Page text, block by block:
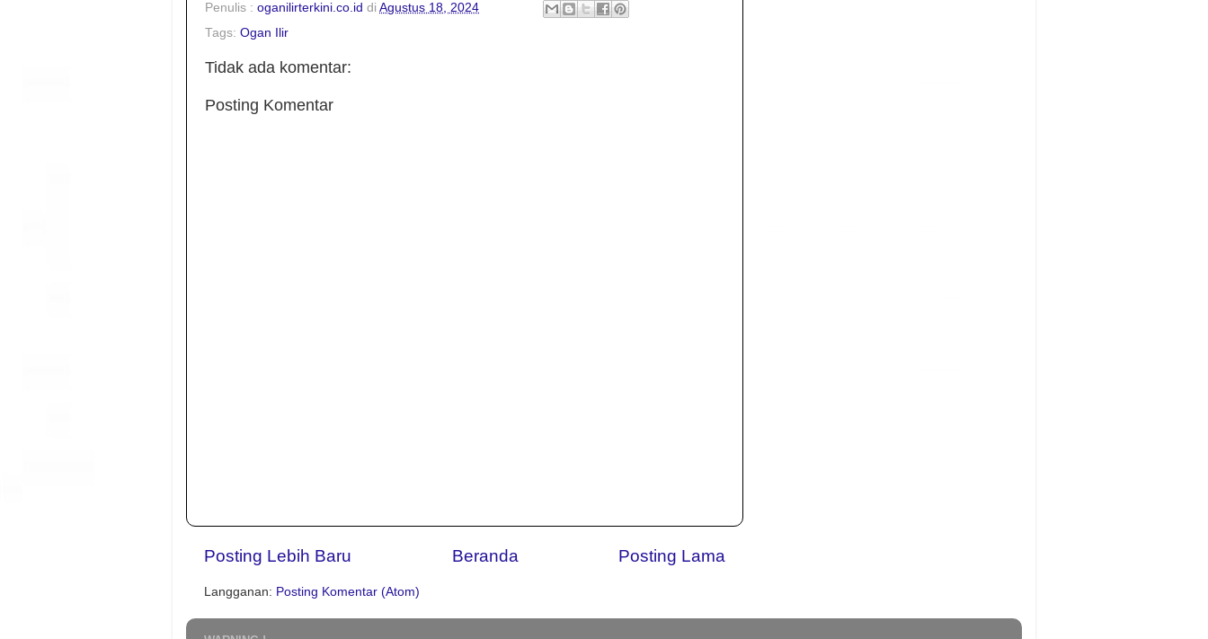
Penulis : oganilirterkini.co.id di Agustus 18, 2024
Tags: Ogan Ilir
Tidak ada komentar:
Posting Komentar
Posting Lebih Baru Posting Lama
Beranda
Langganan: Posting Komentar (Atom)